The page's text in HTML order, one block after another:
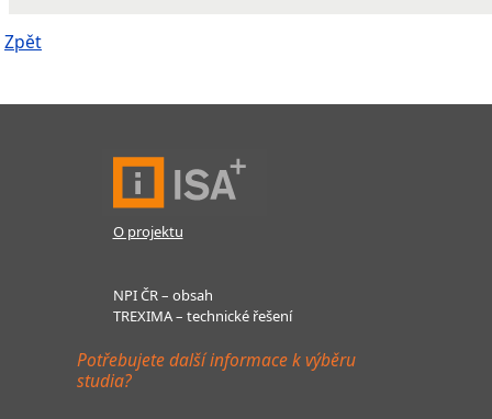
Zpět
O projektu
NPI ČR – obsah
TREXIMA – technické řešení
Potřebujete další informace k výběru
studia?